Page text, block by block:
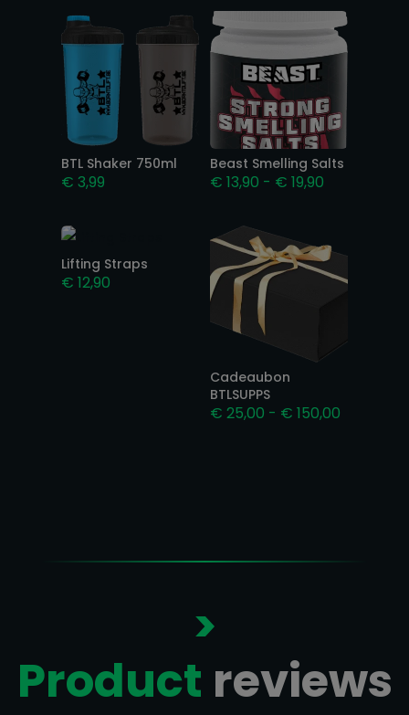
BTL Shaker 750ml
€ 3,99
Beast Smelling Salts
€ 13,90 - € 19,90
€ 19,90
Lifting Straps
€ 12,90
Cadeaubon
BTLSUPPS
€ 25,00 - € 150,00
>
Product reviews